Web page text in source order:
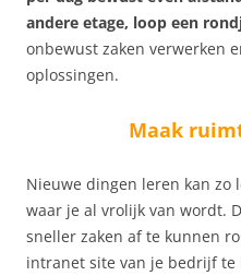
andere etage, loop een
onbewust zaken verwerken
oplossingen.
Maak
Nieuwe dingen leren kan zo
waar je al vrolijk van wordt.
sneller zaken af te kunnen
intranet site van je bedrijf te